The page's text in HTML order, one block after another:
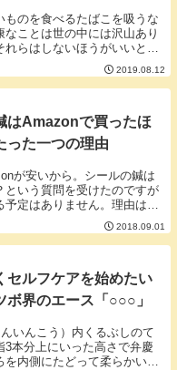
ものを食べるたばこを吸うな
なことは世の中には沢山あり
れらはしないほうがいいと基
に書いていますが必ずしも不
禁止することがいいことでは
ます。■不健康なことがたま
2019.08.12
はAmazonで買ったほ
った一つの理由
が安いから。シールの鍼は
という質問を受けたのですが
予定はありません。理由はた
からないから」Amazonが素
ので送料や梱包作業、入金確
を考えると、私はAmazon
2018.09.01
セルフケアを始めたい
ボ界のエース「○○○」
いんこう）内くるぶしのて
3本分上にいった高さで弁慶
を内側にたどって柔らかい部